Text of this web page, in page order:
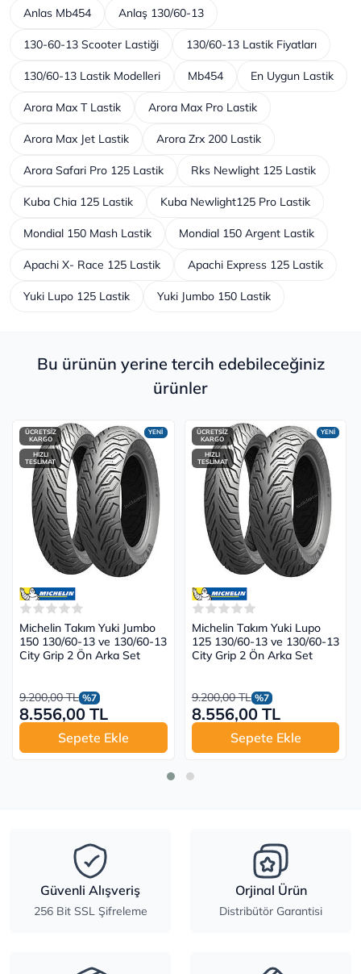
Anlas Mb454 Anlaş 130/60-13
130-60-13 Scooter Lastiği 130/60-13 Lastik Fiyatları
130/60-13 Lastik Modelleri Mb454 En Uygun Lastik
Arora Max T Lastik Arora Max Pro Lastik
Arora Max Jet Lastik Arora Zrx 200 Lastik
Arora Safari Pro 125 Lastik Rks Newlight 125 Lastik
Kuba Chia 125 Lastik Kuba Newlight125 Pro Lastik
Mondial 150 Mash Lastik Mondial 150 Argent Lastik
Apachi X- Race 125 Lastik Apachi Express 125 Lastik
Yuki Lupo 125 Lastik Yuki Jumbo 150 Lastik
Bu ürünün yerine tercih edebileceğiniz
ürünler
YENİ
ÜCRETSİZ
KARGO
HIZLI
TESLİMAT
Michelin Takım Yuki Jumbo
150 130/60-13 ve 130/60-13
City Grip 2 Ön Arka Set
9.200,00 TL %7
8.556,00 TL
Sepete Ekle
YENİ
ÜCRETSİZ
KARGO
HIZLI
TESLİMAT
Michelin Takım Yuki Lupo
125 130/60-13 ve 130/60-13
City Grip 2 Ön Arka Set
9.200,00 TL %7
8.556,00 TL
Sepete Ekle
Güvenli Alışveriş
256 Bit SSL Şifreleme
Orjinal Ürün
Distribütör Garantisi